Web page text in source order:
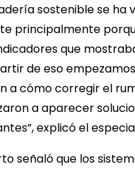
sostenible se ha
principalmente
que
de eso
a cómo corregir el
a aparecer
explicó el
señaló que los